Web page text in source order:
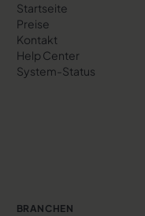
Startseite
Preise
Kontakt
Help Center
System-Status
BRANCHEN